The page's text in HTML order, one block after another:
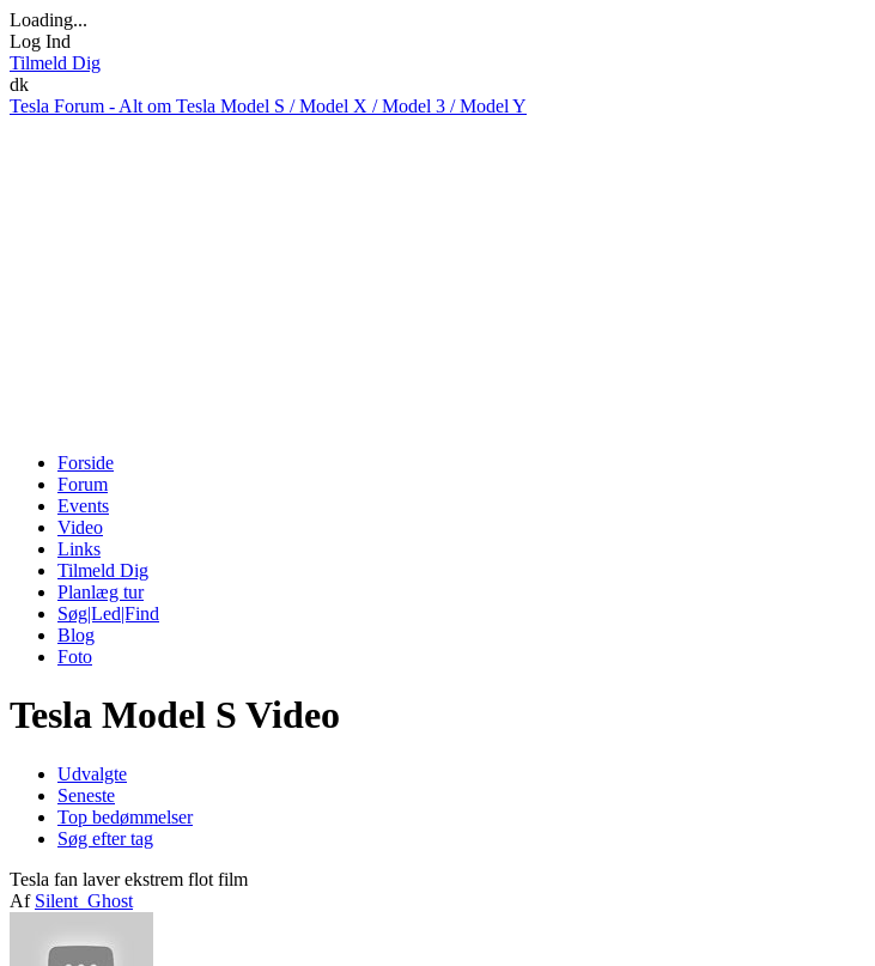
Loading...
Log Ind
Tilmeld Dig
dk
Tesla Forum - Alt om Tesla Model S / Model X / Model 3 / Model Y
Forside
Forum
Events
Video
Links
Tilmeld Dig
Planlæg tur
Søg|Led|Find
Blog
Foto
Tesla Model S Video
Udvalgte
Seneste
Top bedømmelser
Søg efter tag
Tesla fan laver ekstrem flot film
Af Silent_Ghost